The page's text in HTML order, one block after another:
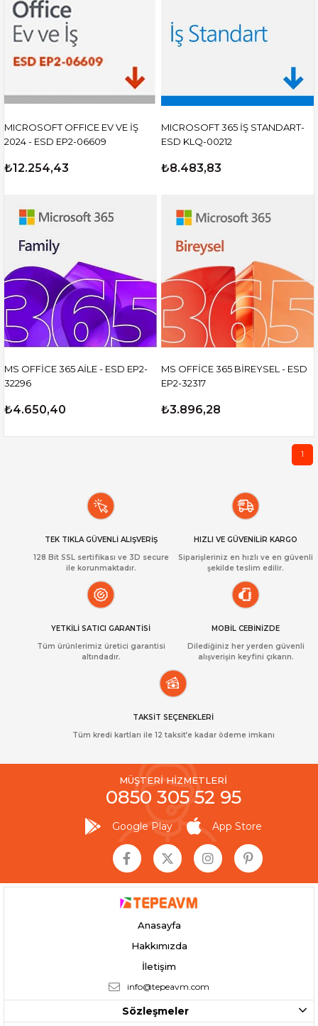
MICROSOFT OFFICE EV VE İŞ
2024 - ESD EP2-06609
₺12.254,43
MICROSOFT 365 İŞ STANDART-
ESD KLQ-00212
₺8.483,83
MS OFFİCE 365 AİLE - ESD EP2-
32296
₺4.650,40
MS OFFİCE 365 BİREYSEL - ESD
EP2-32317
₺3.896,28
1
TEK TIKLA GÜVENLİ ALIŞVERİŞ
128 Bit SSL sertifikası ve 3D secure
ile korunmaktadır.
HIZLI VE GÜVENİLİR KARGO
Siparişleriniz en hızlı ve en güvenli
şekilde teslim edilir.
YETKİLİ SATICI GARANTİSİ
Tüm ürünlerimiz üretici garantisi
altındadır.
MOBİL CEBİNİZDE
Dilediğiniz her yerden güvenli
alışverişin keyfini çıkarın.
TAKSİT SEÇENEKLERİ
Tüm kredi kartları ile 12 taksit’e kadar ödeme imkanı
MÜŞTERİ HİZMETLERİ
0850 305 52 95
Google Play App Store
Anasayfa
Hakkımızda
İletişim
info@tepeavm.com
Sözleşmeler